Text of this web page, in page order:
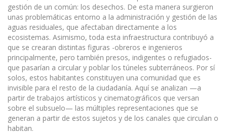
gestión de un común: los desechos. De esta manera surgieron
unas problemáticas entorno a la administración y gestión de las
aguas residuales, que afectaban directamente a los
ecosistemas. Asimismo, toda esta infraestructura contribuyó a
que se crearan distintas figuras -obreros e ingenieros
principalmente, pero también presos, indigentes o refugiados-
que pasarían a circular y poblar los túneles subterráneos. Por sí
solos, estos habitantes constituyen una comunidad que es
invisible para el resto de la ciudadanía. Aquí se analizan —a
partir de trabajos artísticos y cinematográficos que versan
sobre el subsuelo— las múltiples representaciones que se
generan a partir de estos sujetos y de los canales que circulan o
habitan.